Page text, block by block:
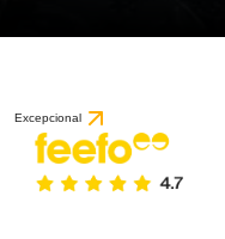
Excepcional